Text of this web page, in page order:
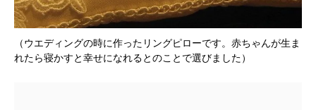
（ウエディングの時に作ったリングピローです。赤ちゃんが生ま
れたら寝かすと幸せになれるとのことで選びました）